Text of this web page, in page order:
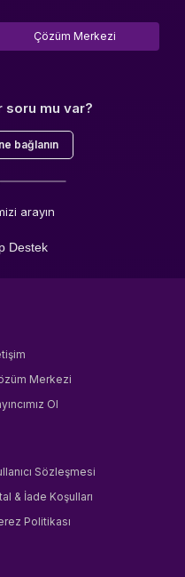
Çözüm Merkezi
soru mu var?
bağlanın
arayın
Destek
Merkezi
Ol
Sözleşmesi
& İade Koşulları
Politikası